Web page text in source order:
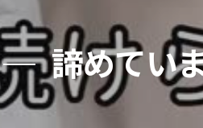
諦めてい